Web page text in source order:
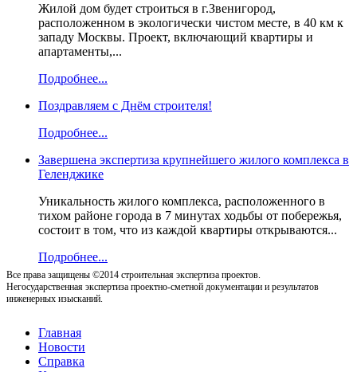
Жилой дом будет строиться в г.Звенигород,
расположенном в экологически чистом месте, в 40 км к
западу Москвы. Проект, включающий квартиры и
апартаменты,...
Подробнее...
Поздравляем с Днём строителя!
Подробнее...
Завершена экспертиза крупнейшего жилого комплекса в
Геленджике
Уникальность жилого комплекса, расположенного в
тихом районе города в 7 минутах ходьбы от побережья,
состоит в том, что из каждой квартиры открываются...
Подробнее...
Все права защищены ©2014 строительная экспертиза проектов.
Негосударственная экспертиза проектно-сметной документации и результатов
инженерных изысканий.
Главная
Новости
Справка